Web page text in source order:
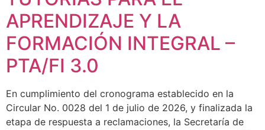
APRENDIZAJE Y LA
FORMACIÓN INTEGRAL –
PTA/FI 3.0
En cumplimiento del cronograma establecido en la
Circular No. 0028 del 1 de julio de 2026, y finalizada la
etapa de respuesta a reclamaciones, la Secretaría de